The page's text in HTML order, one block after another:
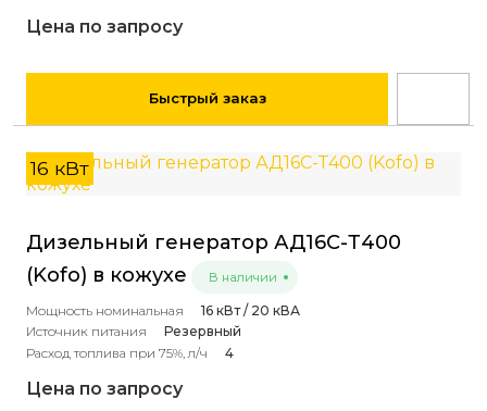
Цена по запросу
Быстрый заказ
16 кВт
Дизельный генератор АД16С-Т400
(Kofo) в кожухе
В наличии
Мощность номинальная
16 кВт / 20 кВА
Источник питания
Резервный
Расход топлива при 75%, л/ч
4
Цена по запросу